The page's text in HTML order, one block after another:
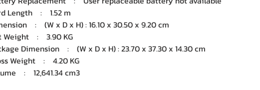
Length : 1.52 m
: (W x D x H) : 16.10 x 30.50 x 9.20 cm
Weight : 3.90 KG
Dimension : (W x D x H) : 23.70 x 37.30 x 14.30 cm
Weight : 4.20 KG
: 12,641.34 cm3